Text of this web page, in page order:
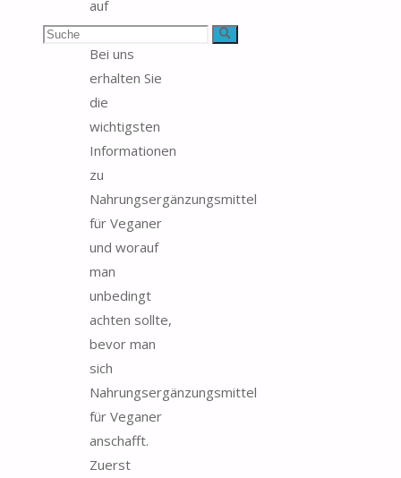
Suchen Suche
auf
Testbedarf.de.
Bei uns
erhalten Sie
die
wichtigsten
Informationen
zu
Nahrungsergänzungsmittel
für Veganer
und worauf
man
unbedingt
achten sollte,
bevor man
sich
Nahrungsergänzungsmittel
für Veganer
anschafft.
Zuerst